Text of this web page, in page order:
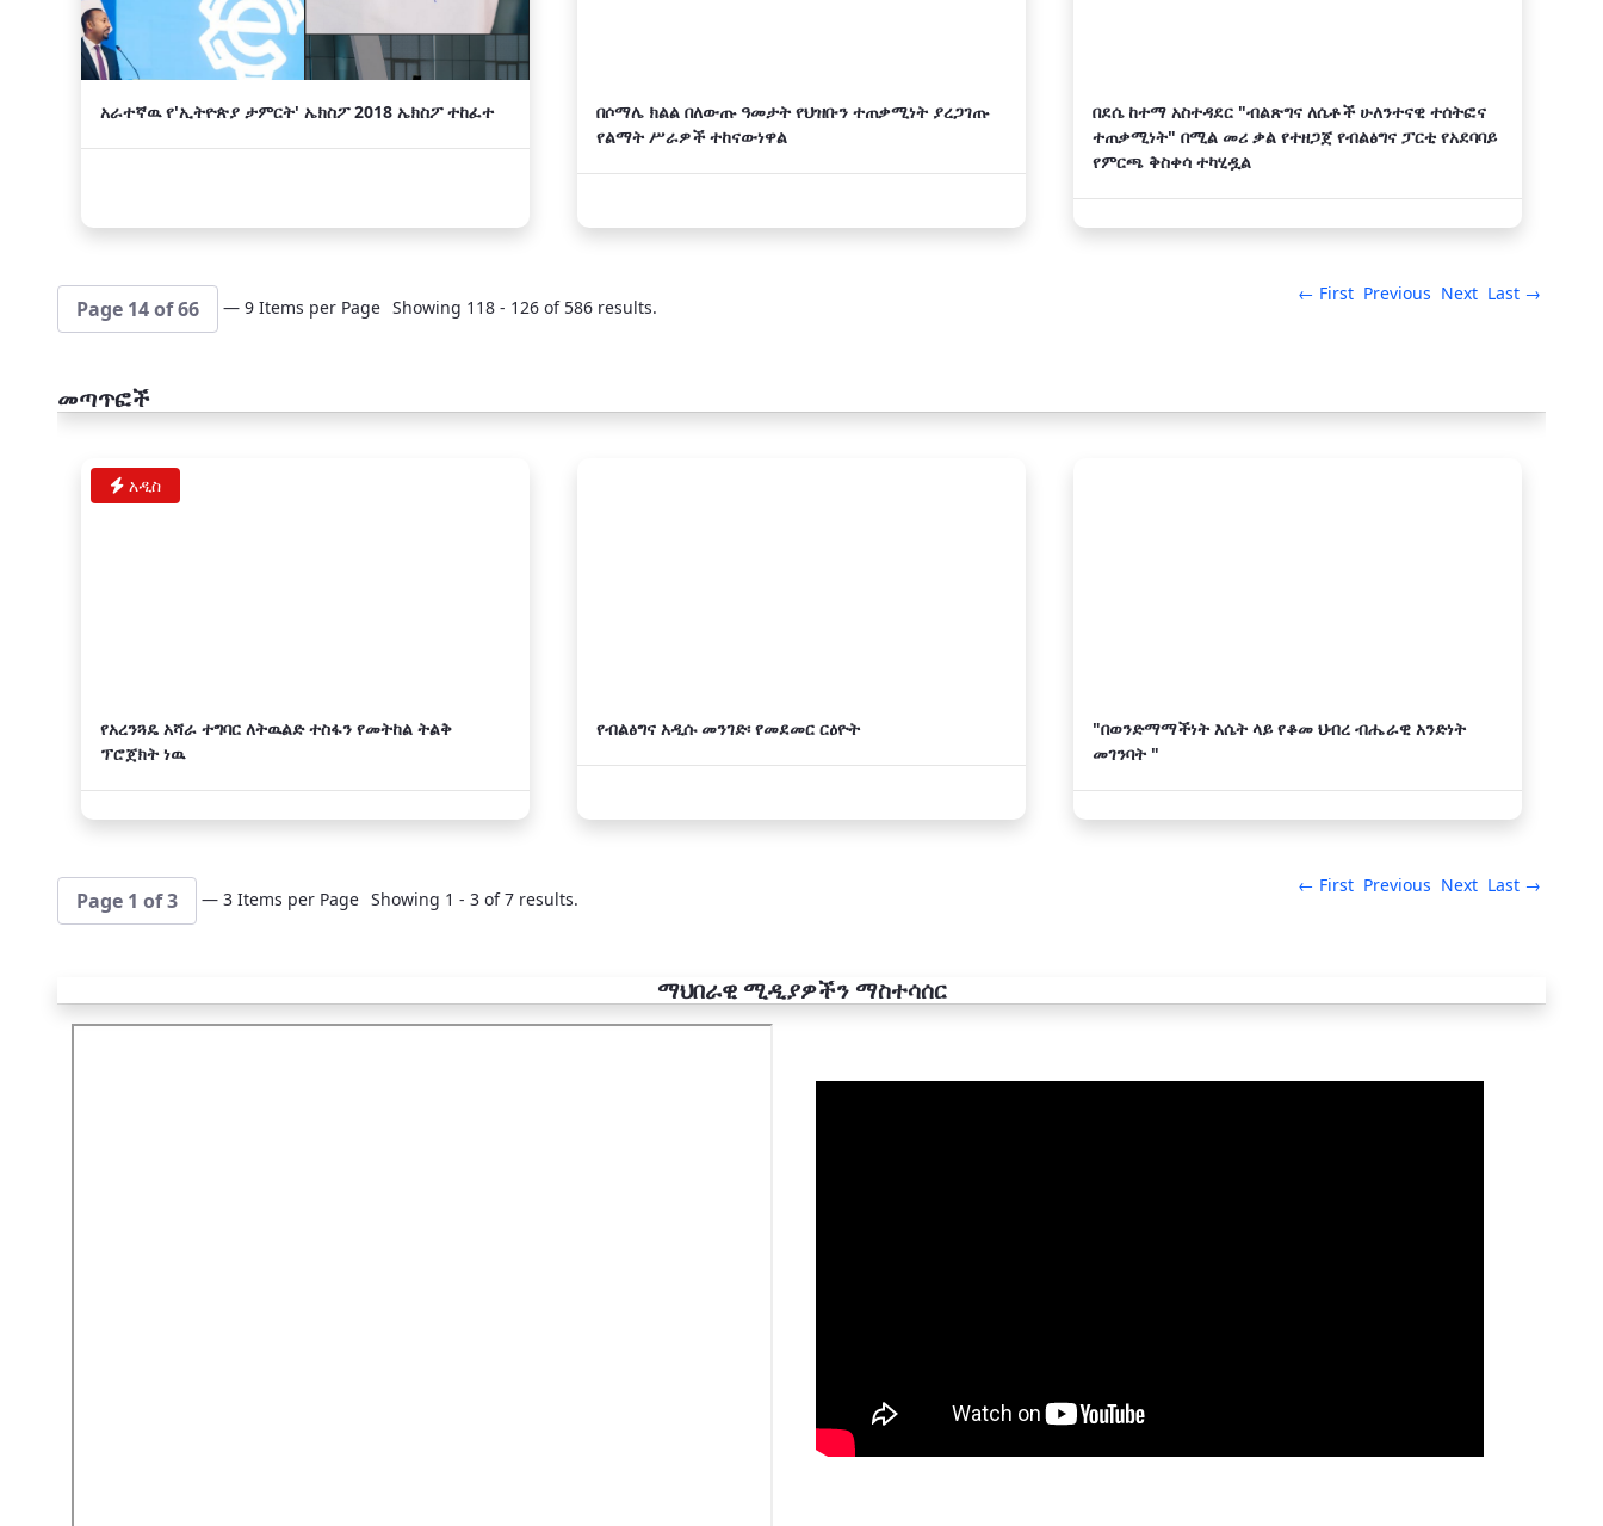
አራተኛዉ የ'ኢትዮጵያ ታምርት' ኤክስፖ 2018 ኤክስፖ ተከፈተ
በሶማሌ ክልል በለውጡ ዓመታት የህዝቡን ተጠቃሚነት ያረጋገጡ
የልማት ሥራዎች ተከናውነዋል
በደሴ ከተማ አስተዳደር "ብልጽግና ለሴቶች ሁለንተናዊ ተሰትፎና
ተጠቃሚነት" በሚል መሪ ቃል የተዘጋጀ የብልፅግና ፓርቲ የአደባባይ
የምርጫ ቅስቀሳ ተካሂዷል
Page 14 of 66 — 9 Items per Page Showing 118 - 126 of 586 results.
← First Previous Next Last →
መጣጥፎች
አዲስ
የአረንጓዴ አሻራ ተግባር ለትዉልድ ተስፋን የመትከል ትልቅ
ፕሮጀክት ነዉ
የብልፅግና አዲሱ መንገድ፡ የመደመር ርዕዮት
"በወንድማማችነት እሴት ላይ የቆመ ህብረ ብሔራዊ አንድነት
መገንባት "
Page 1 of 3 — 3 Items per Page Showing 1 - 3 of 7 results.
← First Previous Next Last →
ማህበራዊ ሚዲያዎችን ማስተሳሰር